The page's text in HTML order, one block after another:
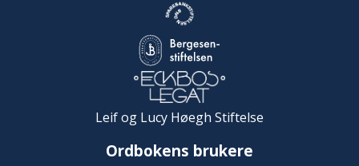
Leif og Lucy Høegh Stiftelse
Ordbokens brukere